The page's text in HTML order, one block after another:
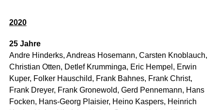
2020
25 Jah­re
And­re Hin­derks, Andre­as Hosemann, Cars­ten Knob­lauch,
Chris­ti­an Otten, Det­lef Krum­min­ga, Eric Hem­pel, Erwin
Kuper, Fol­ker Hau­schild, Frank Bah­nes, Frank Christ,
Frank Drey­er, Frank Gro­ne­wold, Gerd Pen­ne­mann, Hans
Focken, Hans-Georg Plai­sier, Hei­no Kas­pers, Hein­rich